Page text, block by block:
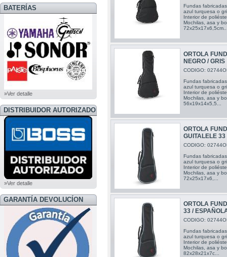
BATERÍAS
»Ver detalle
DISTRIBUIDOR AUTORIZADO
BOSS
»Ver detalle
GARANTÍA DEVOLUCÍON
Fundas
azul turquesa o
Interior de
Mochilas, asa y
ORTOLA
NEGRO / GRIS
CODIGO:
Fundas
azul turquesa o
Interior de
Mochilas, asa y
56x19x14x5,5...
ORTOLA
GUITALELE
CODIGO:
Fundas
azul turquesa o
Interior de
Mochilas, asa y
72x25x17x6,...
ORTOLA
33 /
CODIGO:
Fundas
azul turquesa o
Interior de
Mochilas, asa y
82x28x21x7c...